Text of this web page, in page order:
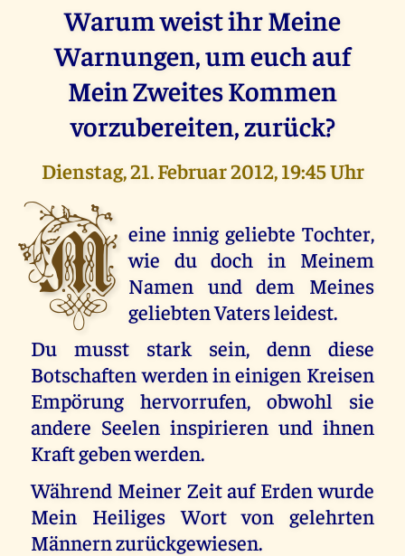
Warum weist ihr Meine
Warnungen, um euch auf
Mein Zweites Kommen
vorzubereiten, zurück?
Dienstag, 21. Februar 2012, 19:45 Uhr
M eine innig geliebte Tochter,
wie du doch in Meinem
Namen und dem Meines
geliebten Vaters leidest.
Du musst stark sein, denn diese
Botschaften werden in einigen Kreisen
Empörung hervorrufen, obwohl sie
andere Seelen inspirieren und ihnen
Kraft geben werden.
Während Meiner Zeit auf Erden wurde
Mein Heiliges Wort von gelehrten
Männern zurückgewiesen.